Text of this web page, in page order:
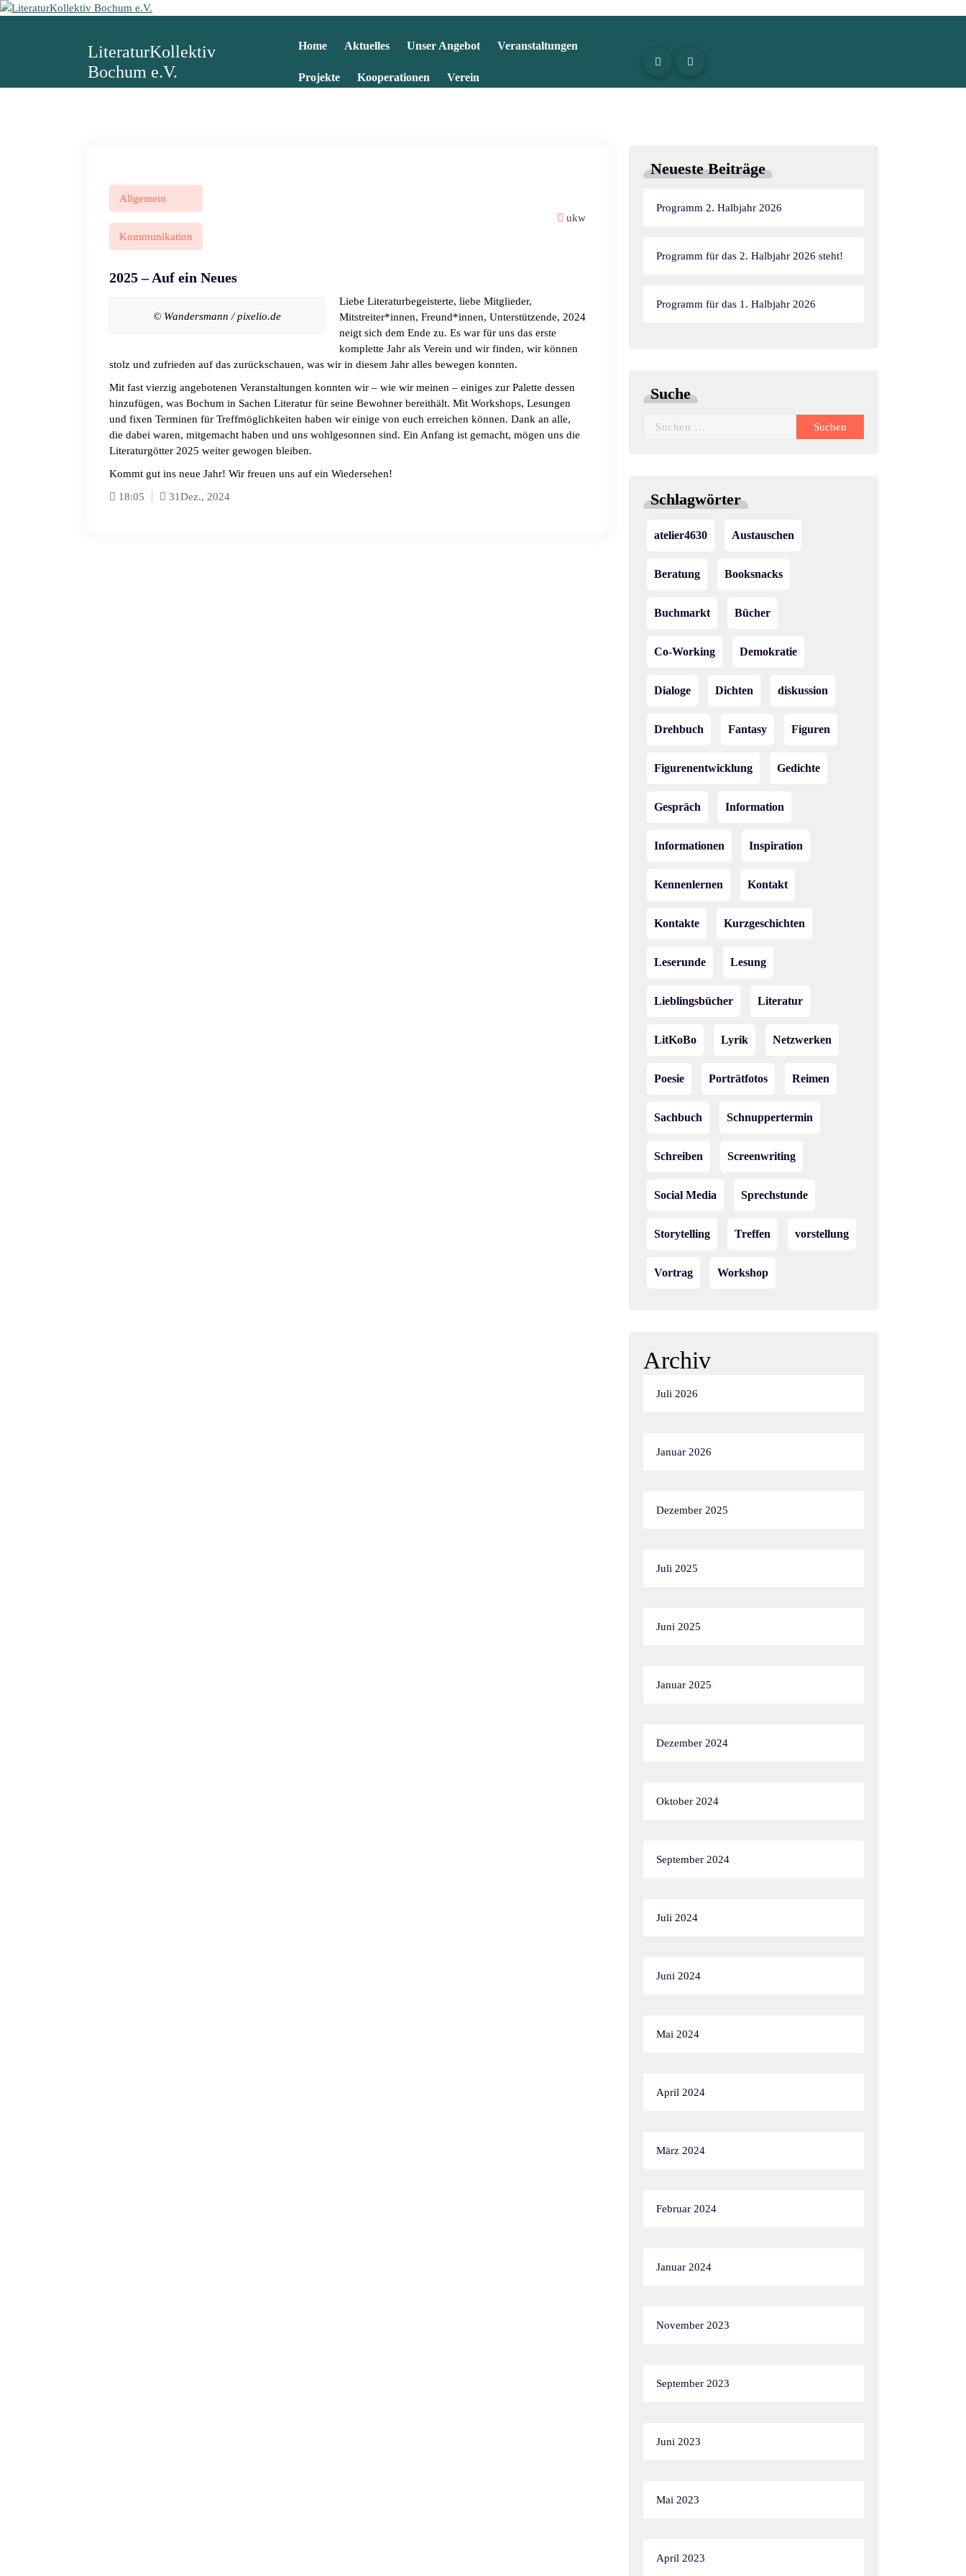
Z
h
LiteraturKollektiv
Bochum e.V.
Home Aktuelles Unser Angebot Veranstaltungen
Projekte Kooperationen Verein
Allgemein
Kommunikation
ukw
2025 – Auf ein Neues
© Wandersmann / pixelio.de
Liebe Literaturbegeisterte, liebe Mitglieder,
Mitstreiter*innen, Freund*innen, Unterstützende, 2024
neigt sich dem Ende zu. Es war für uns das erste
komplette Jahr als Verein und wir finden, wir können
stolz und zufrieden auf das zurückschauen, was wir in diesem Jahr alles bewegen konnten.
Mit fast vierzig angebotenen Veranstaltungen konnten wir – wie wir meinen – einiges zur Palette dessen
hinzufügen, was Bochum in Sachen Literatur für seine Bewohner bereithält. Mit Workshops, Lesungen
und fixen Terminen für Treffmöglichkeiten haben wir einige von euch erreichen können. Dank an alle,
die dabei waren, mitgemacht haben und uns wohlgesonnen sind. Ein Anfang ist gemacht, mögen uns die
Literaturgötter 2025 weiter gewogen bleiben.
Kommt gut ins neue Jahr! Wir freuen uns auf ein Wiedersehen!
18:05
31Dez., 2024
Neueste Beiträge
Programm 2. Halbjahr 2026
Programm für das 2. Halbjahr 2026 steht!
Programm für das 1. Halbjahr 2026
Suche
Suchen
Schlagwörter
atelier4630 Austauschen
Beratung Booksnacks
Buchmarkt Bücher
Co-Working Demokratie
Dialoge Dichten diskussion
Drehbuch Fantasy Figuren
Figurenentwicklung Gedichte
Gespräch Information
Informationen Inspiration
Kennenlernen Kontakt
Kontakte Kurzgeschichten
Leserunde Lesung
Lieblingsbücher Literatur
LitKoBo Lyrik Netzwerken
Poesie Porträtfotos Reimen
Sachbuch Schnuppertermin
Schreiben Screenwriting
Social Media Sprechstunde
Storytelling Treffen vorstellung
Vortrag Workshop
Archiv
Juli 2026
Januar 2026
Dezember 2025
Juli 2025
Juni 2025
Januar 2025
Dezember 2024
Oktober 2024
September 2024
Juli 2024
Juni 2024
Mai 2024
April 2024
März 2024
Februar 2024
Januar 2024
November 2023
September 2023
Juni 2023
Mai 2023
April 2023